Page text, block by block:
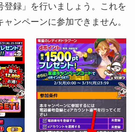
登録」を行いましょう。これを
ンペーンに参加できません。